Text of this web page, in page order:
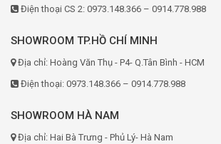
Điện thoại CS 2: 0973.148.366 – 0914.778.988
SHOWROOM TP.HỒ CHÍ MINH
Địa chỉ: Hoàng Văn Thụ - P4- Q.Tân Bình - HCM
Điện thoại: 0973.148.366 – 0914.778.988
SHOWROOM HÀ NAM
Địa chỉ: Hai Bà Trưng - Phủ Lý- Hà Nam